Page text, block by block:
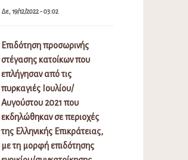
Δε, 19/12/2022 - 03:02
Επιδότηση προσωρινής
στέγασης κατοίκων που
επλήγησαν από τις
πυρκαγιές Ιουλίου/
Αυγούστου 2021 που
εκδηλώθηκαν σε περιοχές
της Ελληνικής Επικράτειας,
με τη μορφή επιδότησης